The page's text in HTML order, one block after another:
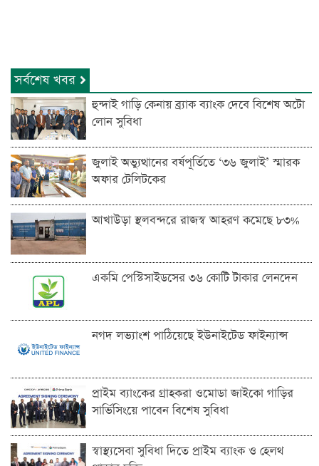
সর্বশেষ খবর
হুন্দাই গাড়ি কেনায় ব্র্যাক ব্যাংক দেবে বিশেষ অটো
লোন সুবিধা
জুলাই অভ্যুত্থানের বর্ষপূর্তিতে ‘৩৬ জুলাই’ স্মারক
অফার টেলিটকের
আখাউড়া স্থলবন্দরে রাজস্ব আহরণ কমেছে ৮৩%
একমি পেস্টিসাইডসের ৩৬ কোটি টাকার লেনদেন
নগদ লভ্যাংশ পাঠিয়েছে ইউনাইটেড ফাইন্যান্স
প্রাইম ব্যাংকের গ্রাহকরা ওমোডা জাইকো গাড়ির
সার্ভিসিংয়ে পাবেন বিশেষ সুবিধা
স্বাস্থ্যসেবা সুবিধা দিতে প্রাইম ব্যাংক ও হেলথ